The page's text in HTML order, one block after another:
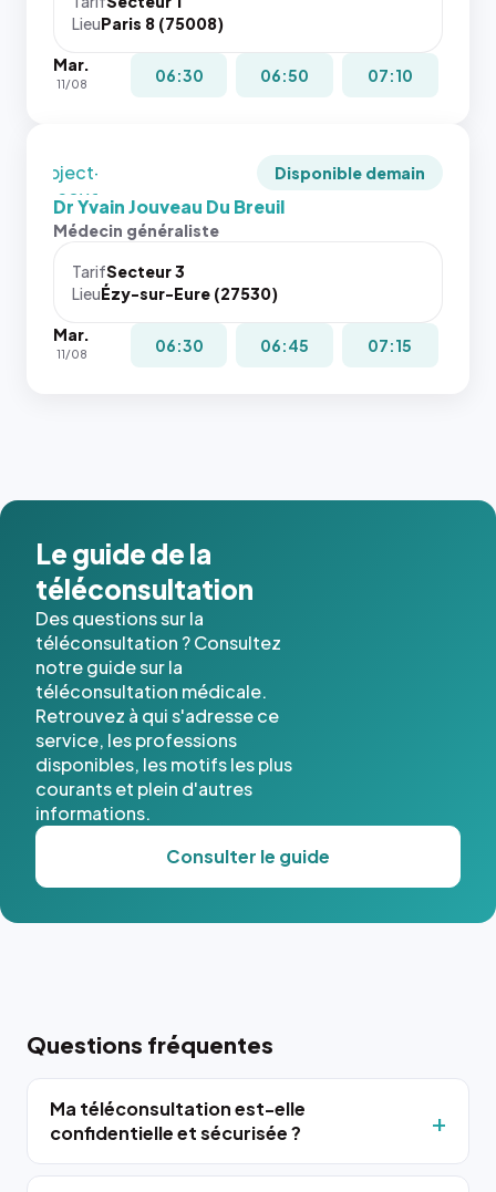
navigateur
pas la
place, et
dernières
images de
l'annuaire
dans ce
cas. #}
LieuParis 8 (75008)
Mar.
11/08 06:30 06:50 07:10
toutes les
puisque la
`object-
fit: cover`.
Sans ces
navigateur
pas la
place, et
Disponible demain
Dr Yvain Jouveau Du Breuil
Médecin généraliste
TarifSecteur 3
LieuÉzy-sur-Eure (27530)
Mar.
11/08 06:30 06:45 07:15
Le guide de la
téléconsultation
Des questions sur la
téléconsultation ? Consultez
notre guide sur la
téléconsultation médicale.
Retrouvez à qui s'adresse ce
service, les professions
disponibles, les motifs les plus
courants et plein d'autres
informations.
Consulter le guide
Questions fréquentes
Ma téléconsultation est-elle
confidentielle et sécurisée ?